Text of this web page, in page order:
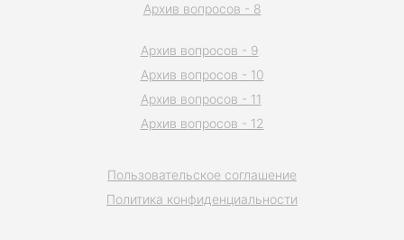
Пользовательское соглашение
Политика конфиденциальности
Архив вопросов - 8
Архив вопросов - 9
Архив вопросов - 10
Архив вопросов - 11
Архив вопросов - 12